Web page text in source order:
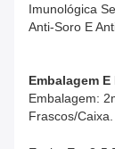
Imunológica
Anti-Soro E
Embalagem E
Embalagem:
Frascos/caixa.